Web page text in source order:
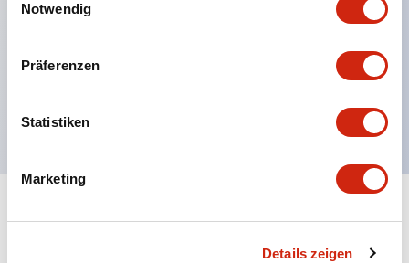
Notwendig
Präferenzen
Statistiken
Marketing
Details zeigen
UL- und CSA-zertifiziert. Entspricht EN (Europa)
Normen. CCC-zertifiziert (außer Anzeigeleuchten).
Mit speziellem Zubehör leicht auf Φ22 Flash-
Dokumente und Dateien